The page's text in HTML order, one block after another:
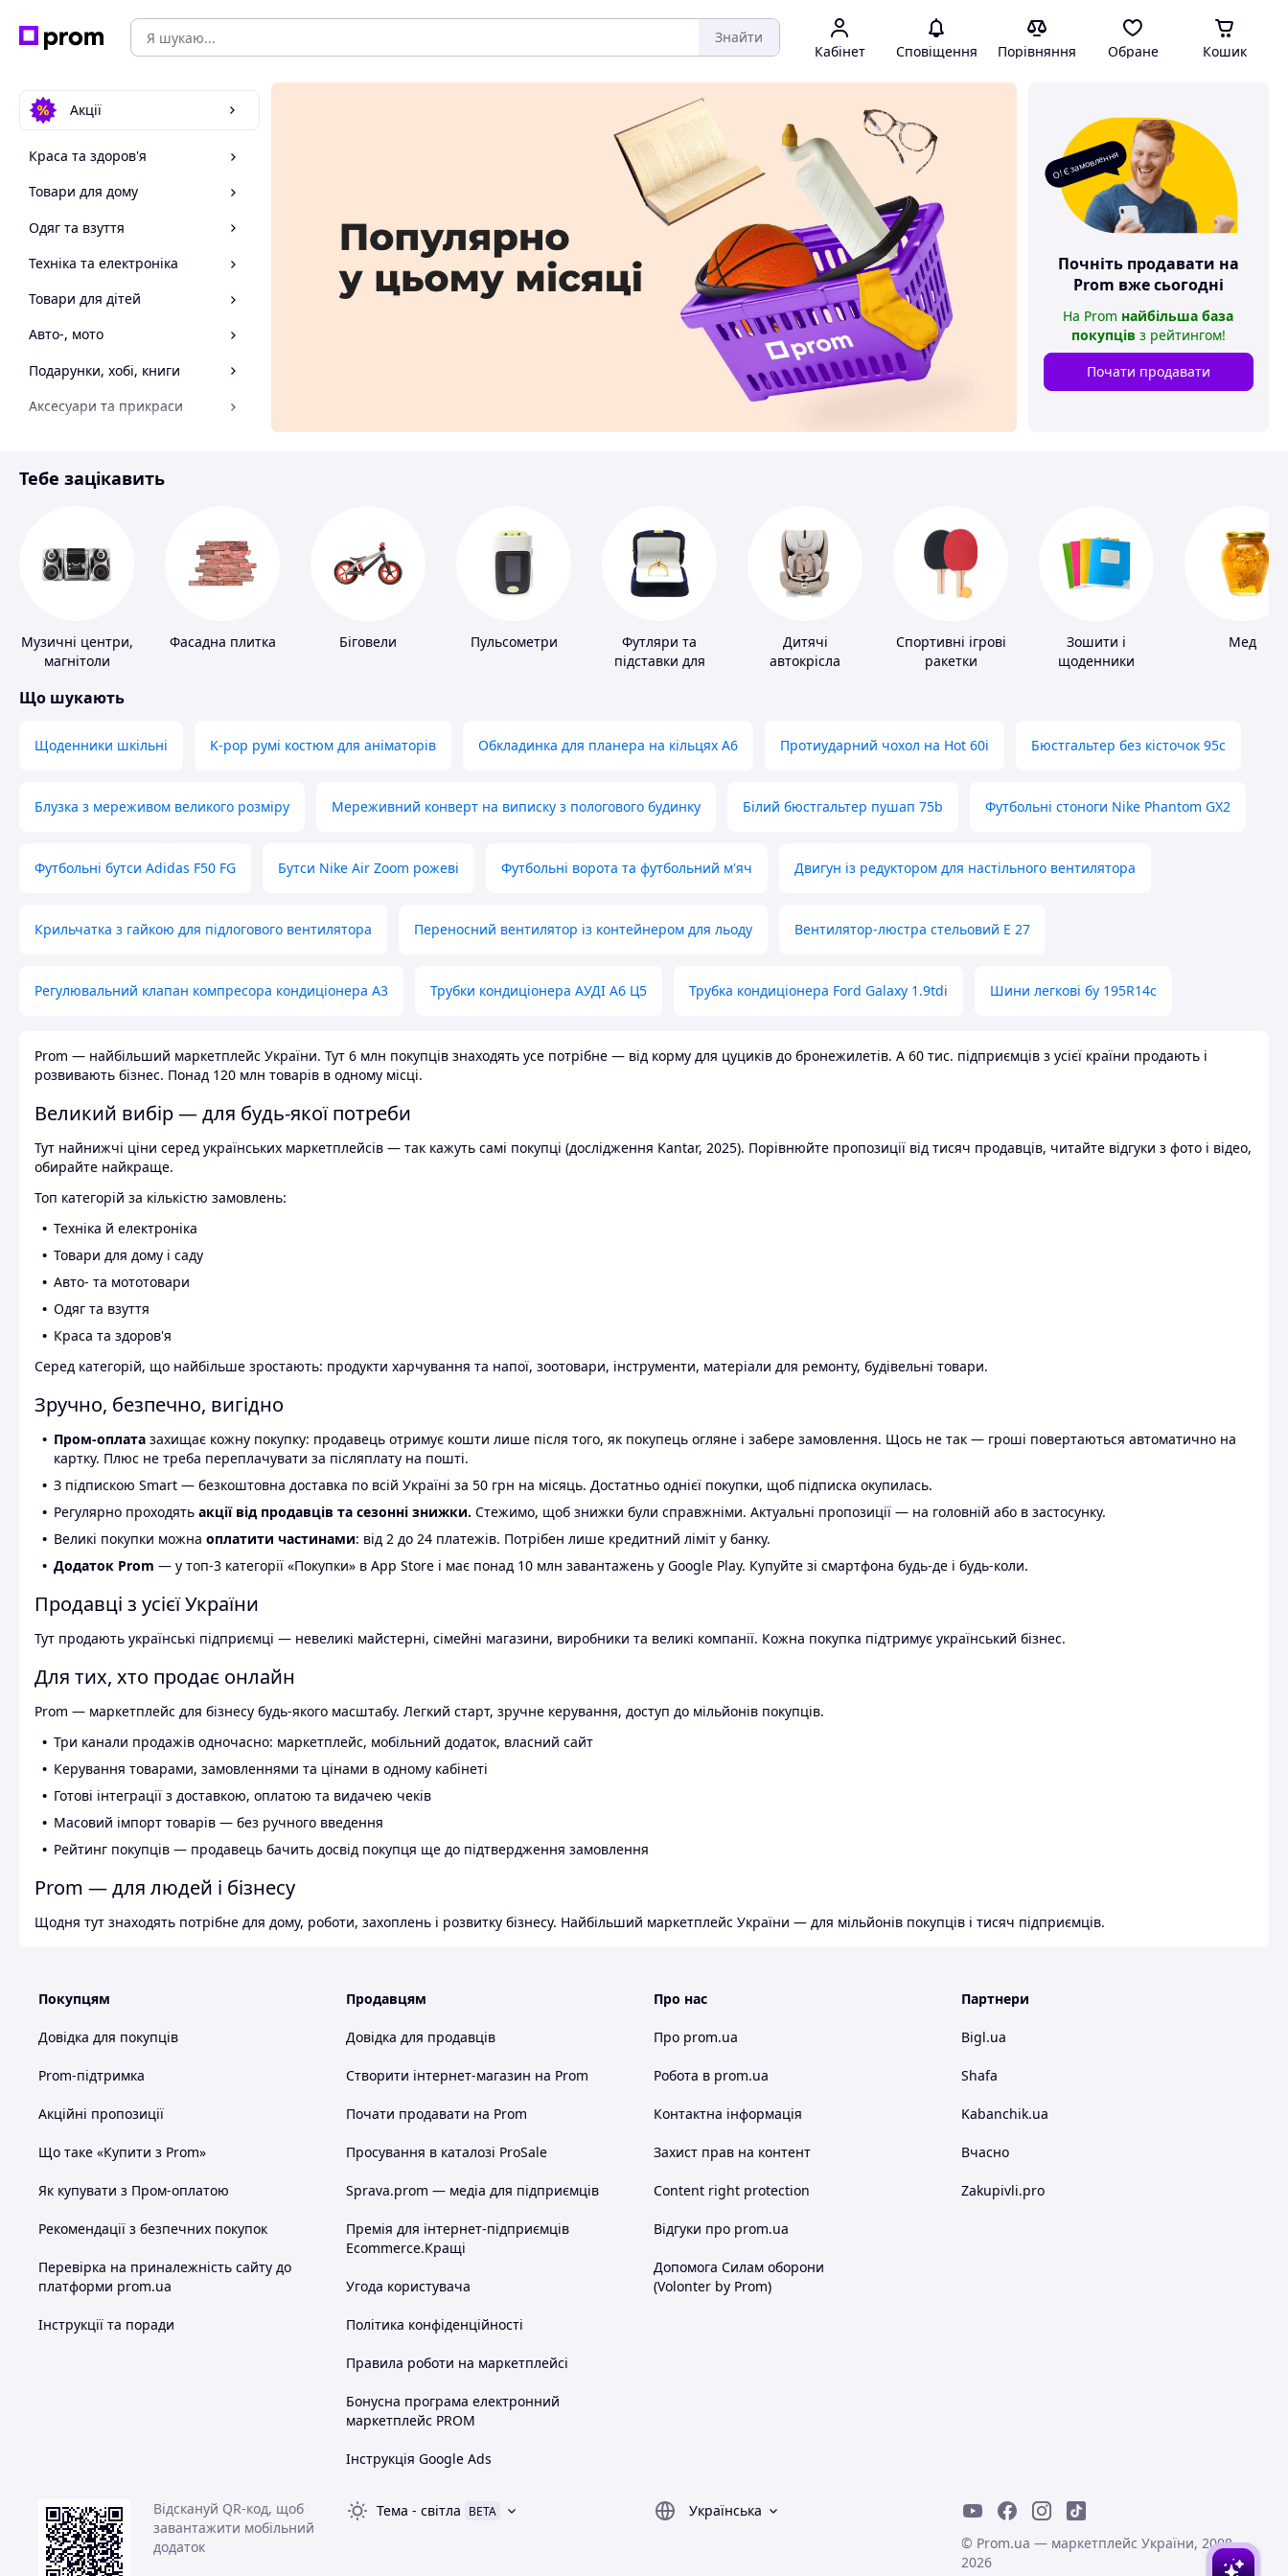
Знайти
Кабінет Сповіщення Порівняння Обране Кошик
Акції
Краса та здоров'я
Товари для дому
Одяг та взуття
Техніка та електроніка
Товари для дітей
Авто-, мото
Подарунки, хобі, книги
Аксесуари та прикраси
Спорт і відпочинок
О! Є замовлення
Почніть продавати на
Prom вже сьогодні
На Prom найбільша база
покупців з рейтингом!
Почати продавати
Тебе зацікавить
Музичні центри,
магнітоли
Фасадна плитка Біговели Пульсометри
Футляри та
підставки для
Дитячі
автокрісла
Спортивні ігрові
ракетки
Зошити і
щоденники
Мед
Що шукають
Щоденники шкільні K-pop румі костюм для аніматорів Обкладинка для планера на кільцях А6 Протиударний чохол на Hot 60i Бюстгальтер без кісточок 95с
Блузка з мереживом великого розміру Мереживний конверт на виписку з пологового будинку Білий бюстгальтер пушап 75b Футбольні стоноги Nike Phantom GX2
Футбольні бутси Adidas F50 FG Бутси Nike Air Zoom рожеві Футбольні ворота та футбольний м'яч Двигун із редуктором для настільного вентилятора
Крильчатка з гайкою для підлогового вентилятора Переносний вентилятор із контейнером для льоду Вентилятор-люстра стельовий E 27
Регулювальний клапан компресора кондиціонера А3 Трубки кондиціонера АУДІ А6 Ц5 Трубка кондиціонера Ford Galaxy 1.9tdi Шини легкові бу 195R14c
Prom — найбільший маркетплейс України. Тут 6 млн покупців знаходять усе потрібне — від корму для цуциків до бронежилетів. А 60 тис. підприємців з усієї країни продають і
розвивають бізнес. Понад 120 млн товарів в одному місці.
Великий вибір — для будь-якої потреби
Тут найнижчі ціни серед українських маркетплейсів — так кажуть самі покупці (дослідження Kantar, 2025). Порівнюйте пропозиції від тисяч продавців, читайте відгуки з фото і відео,
обирайте найкраще.
Топ категорій за кількістю замовлень:
Техніка й електроніка
Товари для дому і саду
Авто- та мототовари
Одяг та взуття
Краса та здоров'я
Серед категорій, що найбільше зростають: продукти харчування та напої, зоотовари, інструменти, матеріали для ремонту, будівельні товари.
Зручно, безпечно, вигідно
Пром-оплата захищає кожну покупку: продавець отримує кошти лише після того, як покупець огляне і забере замовлення. Щось не так — гроші повертаються автоматично на
картку. Плюс не треба переплачувати за післяплату на пошті.
З підпискою Smart — безкоштовна доставка по всій Україні за 50 грн на місяць. Достатньо однієї покупки, щоб підписка окупилась.
Регулярно проходять акції від продавців та сезонні знижки. Стежимо, щоб знижки були справжніми. Актуальні пропозиції — на головній або в застосунку.
Великі покупки можна оплатити частинами: від 2 до 24 платежів. Потрібен лише кредитний ліміт у банку.
Додаток Prom — у топ-3 категорії «Покупки» в App Store і має понад 10 млн завантажень у Google Play. Купуйте зі смартфона будь-де і будь-коли.
Продавці з усієї України
Тут продають українські підприємці — невеликі майстерні, сімейні магазини, виробники та великі компанії. Кожна покупка підтримує український бізнес.
Для тих, хто продає онлайн
Prom — маркетплейс для бізнесу будь-якого масштабу. Легкий старт, зручне керування, доступ до мільйонів покупців.
Три канали продажів одночасно: маркетплейс, мобільний додаток, власний сайт
Керування товарами, замовленнями та цінами в одному кабінеті
Готові інтеграції з доставкою, оплатою та видачею чеків
Масовий імпорт товарів — без ручного введення
Рейтинг покупців — продавець бачить досвід покупця ще до підтвердження замовлення
Prom — для людей і бізнесу
Щодня тут знаходять потрібне для дому, роботи, захоплень і розвитку бізнесу. Найбільший маркетплейс України — для мільйонів покупців і тисяч підприємців.
Покупцям
Довідка для покупців
Prom-підтримка
Акційні пропозиції
Що таке «Купити з Prom»
Як купувати з Пром-оплатою
Рекомендації з безпечних покупок
Перевірка на приналежність сайту до
платформи prom.ua
Інструкції та поради
Продавцям
Довідка для продавців
Створити інтернет-магазин на Prom
Почати продавати на Prom
Просування в каталозі ProSale
Sprava.prom — медіа для підприємців
Премія для інтернет-підприємців
Ecommerce.Кращі
Угода користувача
Політика конфіденційності
Правила роботи на маркетплейсі
Бонусна програма електронний
маркетплейс PROM
Інструкція Google Ads
Про нас
Про prom.ua
Робота в prom.ua
Контактна інформація
Захист прав на контент
Content right protection
Відгуки про prom.ua
Допомога Силам оборони
(Volonter by Prom)
Партнери
Bigl.ua
Shafa
Kabanchik.ua
Вчасно
Zakupivli.pro
Відскануй QR-код, щоб
завантажити мобільний
додаток
Тема - світла BETA
Українська
© Prom.ua — маркетплейс України, 2008-
2026